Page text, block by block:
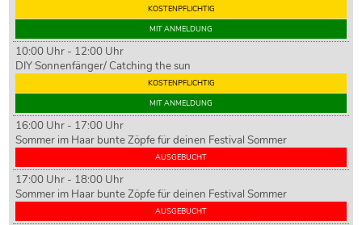
KOSTENPFLICHTIG
MIT ANMELDUNG
10:00 Uhr - 12:00 Uhr
DIY Sonnenfänger/ Catching the sun
KOSTENPFLICHTIG
MIT ANMELDUNG
16:00 Uhr - 17:00 Uhr
Sommer im Haar bunte Zöpfe für deinen Festival Sommer
AUSGEBUCHT
17:00 Uhr - 18:00 Uhr
Sommer im Haar bunte Zöpfe für deinen Festival Sommer
AUSGEBUCHT